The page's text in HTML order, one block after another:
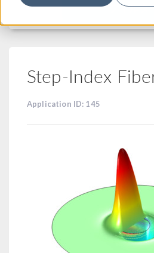
フィルタ
Step-Index
Application ID: 145